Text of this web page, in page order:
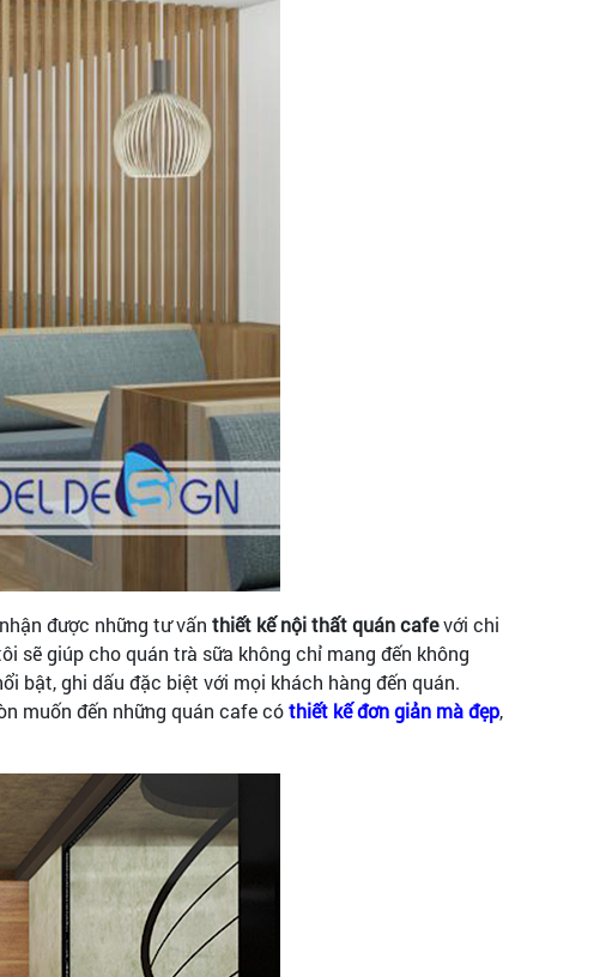
được những tư vấn thiết kế nội thất quán cafevới chi
sẽ giúp cho quán trà sữa không chỉ mang đến không
bật, ghi dấu đặc biệt với mọi khách hàng đến quán.
muốn đến những quán cafe cóthiết kế đơn giản mà đẹp,